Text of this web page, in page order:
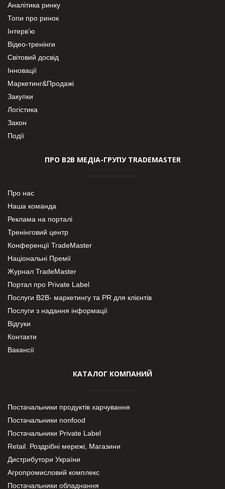
Аналітика ринку
Топи про ринок
Інтерв’ю
Відео-тренінги
Світовий досвід
Інновації
Маркетинг&Продажі
Закупки
Логістика
Закон
Події
ПРО В2В МЕДІА-ГРУПУ TRADEMASTER
Про нас
Наша команда
Реклама на порталі
Тренінговий центр
Конференції TradeMaster
Національні Премії
Журнал TradeMaster
Портал про Private Label
Послуги В2В- маркетингу та PR для клієнтів
Послуги з надання інформації
Відгуки
Контакти
Вакансії
КАТАЛОГ КОМПАНИЙ
Постачальники продуктів харчування
Постачальники nonfood
Постачальники Private Label
Retail. Роздрібні мережі, Магазини
Дистрибутори України
Агропромисловий комплекс
Постачальники обладнання